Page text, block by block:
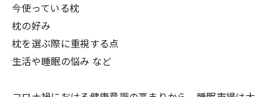
今使っている枕
枕の好み
枕を選ぶ際に重視する点
生活や睡眠の悩み など